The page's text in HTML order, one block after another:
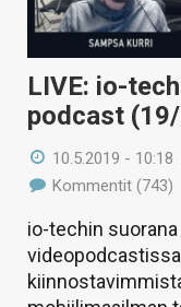
LIVE: io-
podcast
10.5.2019 - 10:18
Kommentit (743)
io-techin